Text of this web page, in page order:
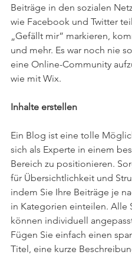
Beiträge in den sozialen
wie Facebook und Twitter
„Gefällt mir” markieren,
und mehr. Es war noch nie
eine Online-Community
wie mit Wix.
Inhalte erstellen
Ein Blog ist eine tolle
sich als Experte in einem
Bereich zu positionieren.
für Übersichtlichkeit und
indem Sie Ihre Beiträge je
in Kategorien einteilen. Alle
können individuell
Fügen Sie einfach einen
Titel, eine kurze